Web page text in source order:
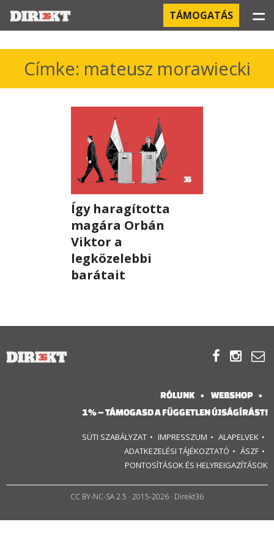
PROJEKTEK
KÓRHÁZI FERTŐZÉSEK
OROSZ KAPCSOLATOK
PEGASUS-MEGFIGYELÉSEK
AZ ORBÁN CSALÁD ÜZLETEI
OFFSHORE TITKOK
CSAPAT
WEBSHOP

TÁMOGATÁS ☰
Címke: mateusz morawiecki
Így haragította
magára Orbán
Viktor a
legközelebbi
barátait
  
RÓLUNK
WEBSHOP
1% – TÁMOGASD A FÜGGETLEN ÚJSÁGÍRÁST!
SÜTI SZABÁLYZAT IMPRESSZUM
ALAPELVEK
ADATKEZELÉSI TÁJÉKOZTATÓ
ÁSZF
PONTOSÍTÁSOK ÉS HELYREIGAZÍTÁSOK
CC BY-NC-SA 2.5 · 2015-2026 · Direkt36